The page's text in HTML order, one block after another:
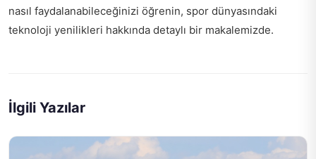
nasıl faydalanabileceğinizi öğrenin, spor dünyasındaki
teknoloji yenilikleri hakkında detaylı bir makalemizde.
İlgili Yazılar